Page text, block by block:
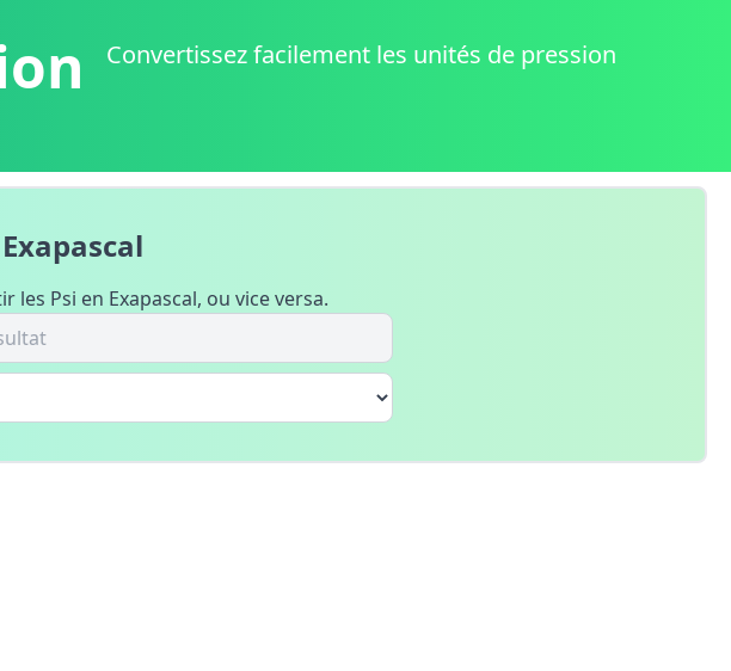
Convertissez facilement les unités de pression
Psi en Exapascal, ou vice versa.